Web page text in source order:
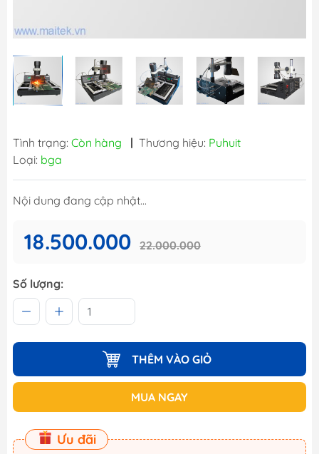
Tình trạng: Còn hàng | Thương hiệu: Puhuit
Loại: bga
Nội dung đang cập nhật...
18.500.000 22.000.000
Số lượng:
THÊM VÀO GIỎ
MUA NGAY
Ưu đãi